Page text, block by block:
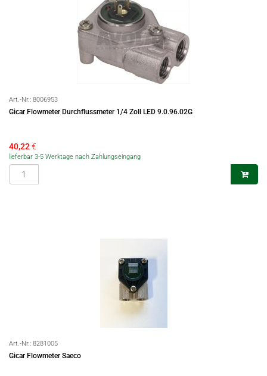
Art.-Nr.: 8006953
Gicar Flowmeter Durchflussmeter 1/4 Zoll LED 9.0.96.02G
40,22€
lieferbar 3-5 Werktage nach Zahlungseingang
Art.-Nr.: 8281005
Gicar Flowmeter Saeco